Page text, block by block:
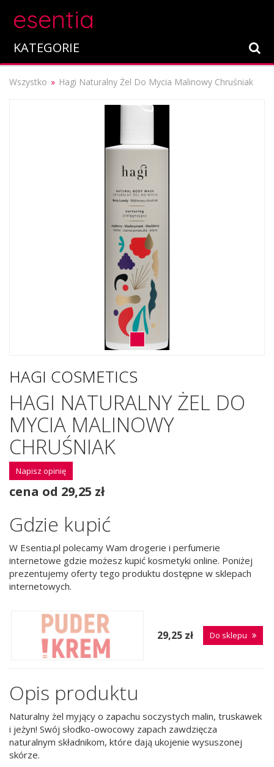
esentia
KATEGORIE
Wszystko Hagi Naturalny Żel Do Mycia Malinowy Chruśniak
HAGI COSMETICS
HAGI NATURALNY ŻEL DO
MYCIA MALINOWY
CHRUŚNIAK
Napisz opinię
cena od 29,25 zł
Gdzie kupić
W Esentia.pl polecamy Wam drogerie i perfumerie
internetowe gdzie możesz kupić kosmetyki online. Poniżej
prezentujemy oferty tego produktu dostępne w sklepach
internetowych.
29,25 zł Do sklepu
Opis produktu
Naturalny żel myjący o zapachu soczystych malin, truskawek
i jeżyn! Swój słodko-owocowy zapach zawdzięcza
naturalnym składnikom, które dają ukojenie wysuszonej
skórze.